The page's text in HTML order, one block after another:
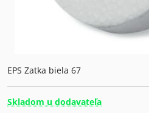
EPS Zatka biela 67
Skladom u dodavateľa